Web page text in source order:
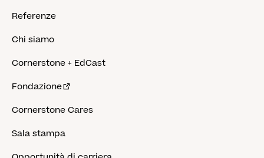
Referenze
Chi siamo
Cornerstone + EdCast
Fondazione
Cornerstone Cares
Sala stampa